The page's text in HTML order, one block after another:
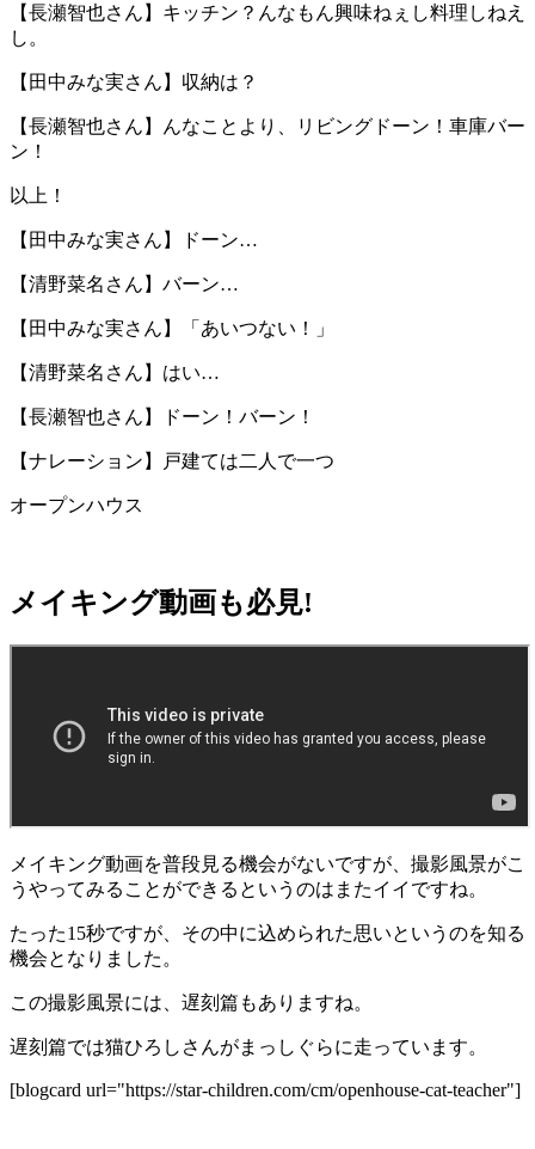
【長瀬智也さん】キッチン？んなもん興味ねぇし料理しねえ
し。
【田中みな実さん】収納は？
【長瀬智也さん】んなことより、リビングドーン！車庫バー
ン！
以上！
【田中みな実さん】ドーン…
【清野菜名さん】バーン…
【田中みな実さん】「あいつない！」
【清野菜名さん】はい…
【長瀬智也さん】ドーン！バーン！
【ナレーション】戸建ては二人で一つ
オープンハウス
メイキング動画も必見!
メイキング動画を普段見る機会がないですが、撮影風景がこ
うやってみることができるというのはまたイイですね。
たった15秒ですが、その中に込められた思いというのを知る
機会となりました。
この撮影風景には、遅刻篇もありますね。
遅刻篇では猫ひろしさんがまっしぐらに走っています。
[blogcard url="https://star-children.com/cm/openhouse-cat-teacher"]